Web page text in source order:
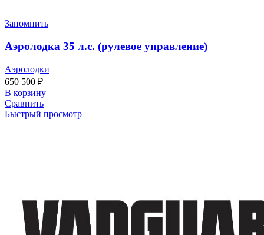
Запомнить
Аэролодка 35 л.с. (рулевое управление)
Аэролодки
650 500 ₽
В корзину
Сравнить
Быстрый просмотр